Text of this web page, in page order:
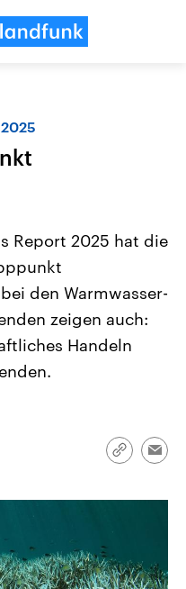
USA
Aktuelle Beiträge,
Hintergründe
gehören die Vereinigten
Report 2025 hat die
den Warmwasser-
zeigen auch:
Handeln
Link